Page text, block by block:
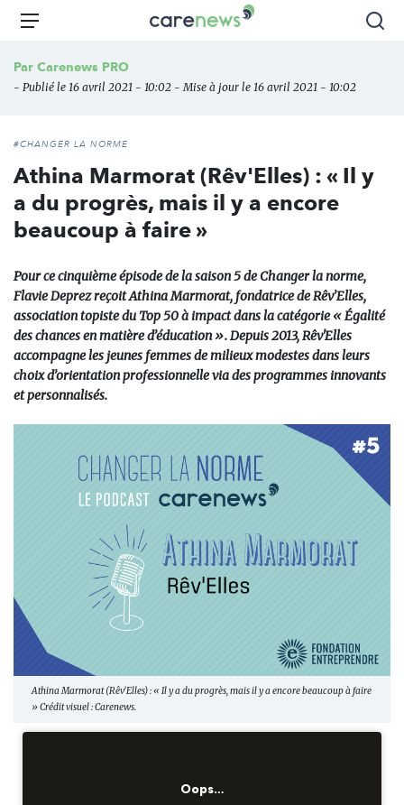
Aller
principal
Carenews,
des
Menu
Par Carenews PRO
- Publié le 16 avril 2021 - 10:02 - Mise à jour le 16 avril 2021 - 10:02
#CHANGER LA NORME
Athina Marmorat (Rêv'Elles) : « Il y
a du progrès, mais il y a encore
beaucoup à faire »
Pour ce cinquième épisode de la saison 5 de Changer la norme,
Flavie Deprez reçoit Athina Marmorat, fondatrice de Rêv’Elles,
association topiste du Top 50 à impact dans la catégorie « Égalité
des chances en matière d’éducation ». Depuis 2013, Rêv'Elles
accompagne les jeunes femmes de milieux modestes dans leurs
choix d’orientation professionnelle via des programmes innovants
et personnalisés.
Athina Marmorat (Rêv'Elles) : « Il y a du progrès, mais il y a encore beaucoup à faire
» Crédit visuel : Carenews.